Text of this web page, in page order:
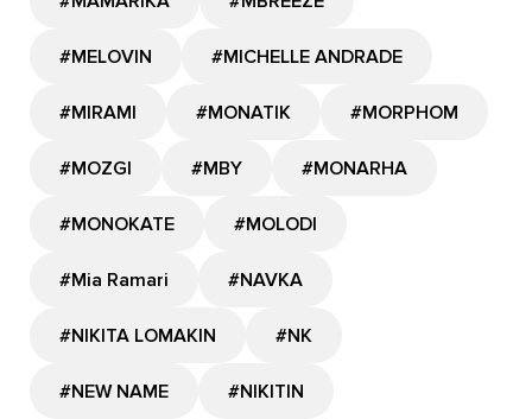
#MELOVIN #MICHELLE ANDRADE
#MIRAMI #MONATIK #MORPHOM
#MOZGI #MBY #MONARHA
#MONOKATE #MOLODI
#Mia Ramari #NAVKA
#NIKITA LOMAKIN #NK
#NEW NAME #NIKITIN